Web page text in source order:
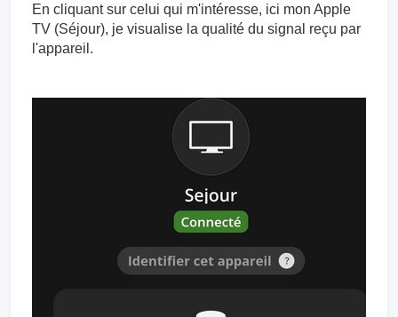
En cliquant sur celui qui m'intéresse, ici mon Apple
TV (Séjour), je visualise la qualité du signal reçu par
l'appareil.